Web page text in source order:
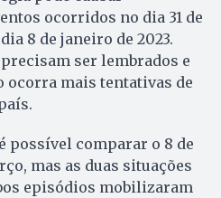
ocorridos no dia 31 de
8 de janeiro de 2023.
ser lembrados e
ocorra mais tentativas de
possível comparar o 8 de
mas as duas situações
episódios mobilizaram